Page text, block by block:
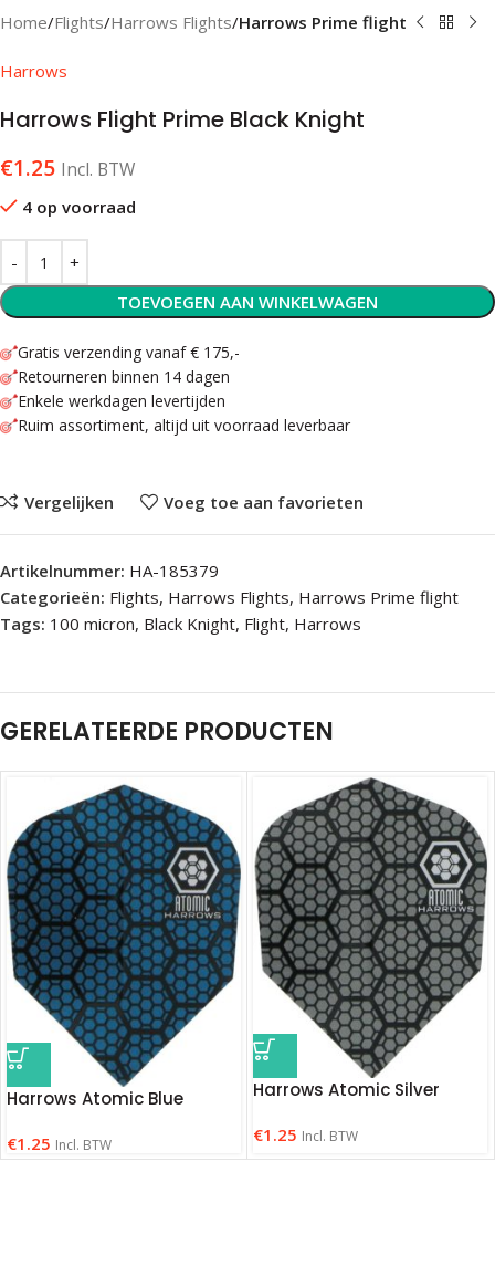
Home Flights Harrows Flights Harrows Prime flight
Harrows
Harrows Flight Prime Black Knight
€1.25 Incl. BTW
4 op voorraad
TOEVOEGEN AAN WINKELWAGEN
Gratis verzending vanaf € 175,-
Retourneren binnen 14 dagen
Enkele werkdagen levertijden
Ruim assortiment, altijd uit voorraad leverbaar
Vergelijken Voeg toe aan favorieten
Artikelnummer: HA-185379
Categorieën: Flights, Harrows Flights, Harrows Prime flight
Tags: 100 micron, Black Knight, Flight, Harrows
GERELATEERDE PRODUCTEN
Harrows Atomic Blue
€1.25 Incl. BTW
Harrows Atomic Silver
€1.25 Incl. BTW